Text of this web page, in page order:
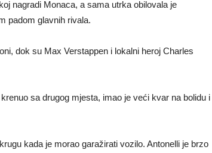
nagradi Monaca, a sama utrka obilovala je
padom glavnih rivala.
dok su Max Verstappen i lokalni heroj Charles
sa drugog mjesta, imao je veći kvar na bolidu i
kada je morao garažirati vozilo. Antonelli je brzo